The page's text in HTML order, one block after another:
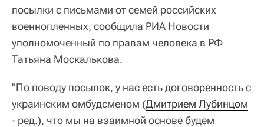
посылки с письмами от семей российских
военнопленных, сообщила РИА Новости
уполномоченный по правам человека в РФ
Татьяна Москалькова.
"По поводу посылок, у нас есть договоренность с
украинским омбудсменом (Дмитрием Лубинцом
- ред.), что мы на взаимной основе будем